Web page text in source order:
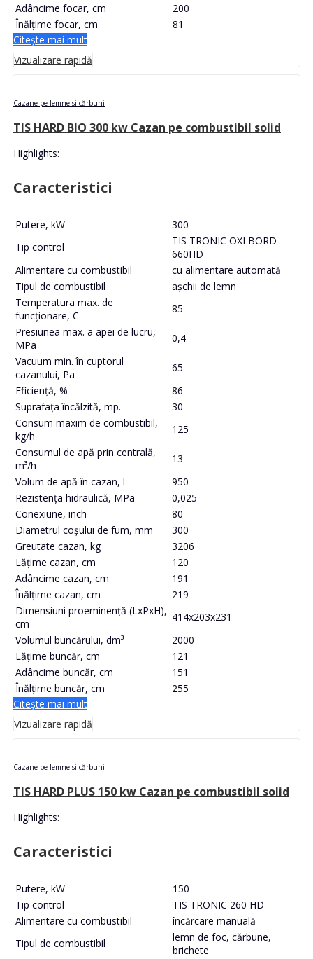
Adâncime focar, cm
200
Înălțime focar, cm
81
Citește mai mult
Vizualizare rapidă
Cazane pe lemne si cărbuni
TIS HARD BIO 300 kw Cazan pe combustibil solid
Highlights:
Caracteristici
Putere, kW
300
Tip control
TIS TRONIC OXI BORD
660HD
Alimentare cu combustibil
cu alimentare automată
Tipul de combustibil
așchii de lemn
Temperatura max. de
funcționare, C
85
Presiunea max. a apei de lucru,
MPa
0,4
Vacuum min. în cuptorul
cazanului, Pa
65
Eficiență, %
86
Suprafața încălzită, mp.
30
Consum maxim de combustibil,
kg/h
125
Consumul de apă prin centrală,
m³/h
13
Volum de apă în cazan, l
950
Rezistența hidraulică, MPa
0,025
Conexiune, inch
80
Diametrul coșului de fum, mm
300
Greutate cazan, kg
3206
Lățime cazan, cm
120
Adâncime cazan, cm
191
Înălțime cazan, cm
219
Dimensiuni proeminență (LxPxH),
cm
414x203x231
Volumul buncărului, dm³
2000
Lățime buncăr, cm
121
Adâncime buncăr, cm
151
Înălțime buncăr, cm
255
Citește mai mult
Vizualizare rapidă
Cazane pe lemne si cărbuni
TIS HARD PLUS 150 kw Cazan pe combustibil solid
Highlights:
Caracteristici
Putere, kW
150
Tip control
TIS TRONIC 260 HD
Alimentare cu combustibil
încărcare manuală
Tipul de combustibil
lemn de foc, cărbune,
brichete